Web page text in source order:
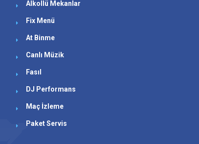
Alkollü Mekanlar
Fix Menü
At Binme
Canlı Müzik
Fasıl
DJ Performans
Maç İzleme
Paket Servis